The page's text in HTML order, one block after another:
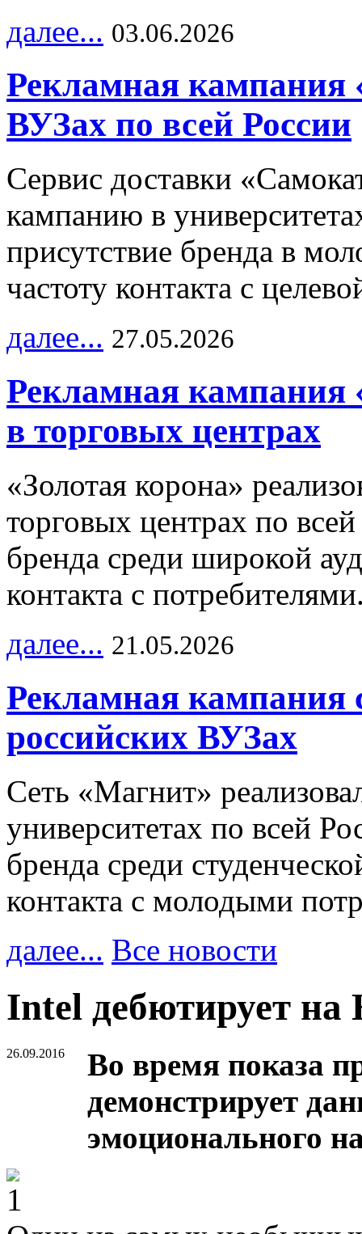
далее... 03.06.2026
Рекламная кампания
ВУЗах по всей России
Сервис доставки
кампанию в
присутствие бренда в
частоту контакта с
далее... 27.05.2026
Рекламная кампания
в торговых центрах
«Золотая корона»
торговых центрах по
бренда среди широкой
контакта с
далее... 21.05.2026
Рекламная кампания
российских ВУЗах
Сеть «Магнит»
университетах по всей
бренда среди
контакта с молодыми
далее... Все новости
Intel дебютирует на
26.09.2016
Во время показа
демонстрирует
эмоционального